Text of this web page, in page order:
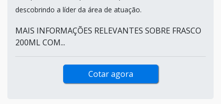
descobrindo a líder da área de atuação.
MAIS INFORMAÇÕES RELEVANTES SOBRE FRASCO
200ML COM...
Cotar agora